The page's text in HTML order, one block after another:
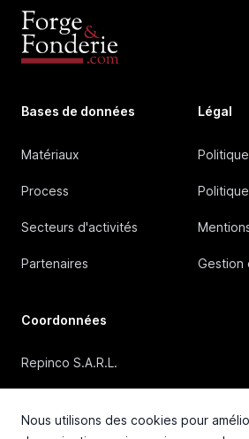
Nous utilisons des cookies pour
Bases de données
Matériaux
Process
Secteurs d'activités
Partenaires
Légal
Gestion
Coordonnées
Repinco S.A.R.L.
+33 4 72 36 87 87